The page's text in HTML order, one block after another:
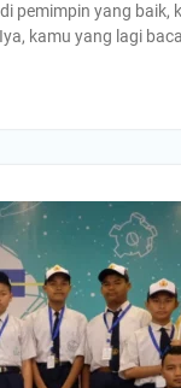
pemimpin yang baik,
kamu yang lagi